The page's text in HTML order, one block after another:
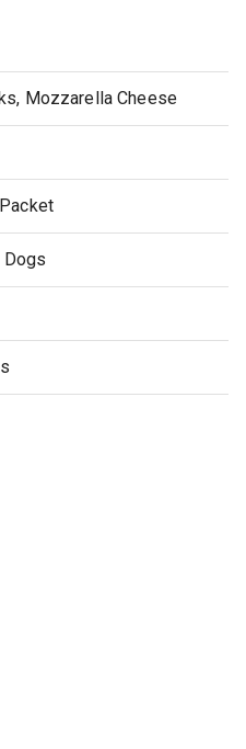
Mozzarella Cheese
Dogs